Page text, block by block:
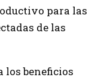
para las
de las
los beneficios